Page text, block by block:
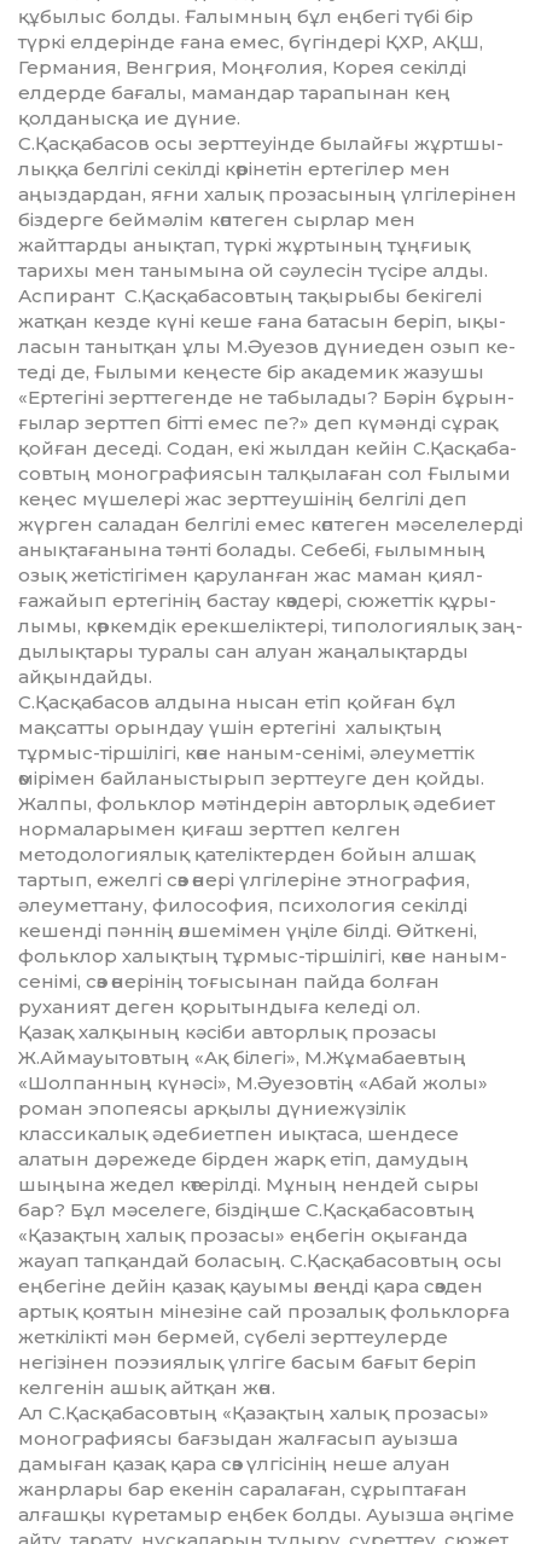
құбылыс болды. Ғалымның бұл еңбегі түбі бір
түркі елдерінде ғана емес, бүгіндері ҚХР, АҚШ,
Германия, Венгрия, Моңғолия, Корея секілді
елдерде бағалы, мамандар тарапынан кең
қолданыс­қа ие дүние.
С.Қасқабасов осы зерттеуінде былайғы жұрт­шы­
лық­қа белгілі секілді көрінетін ертегілер мен
аңыздардан, яғни халық прозасының үлгілерінен
біздерге беймәлім көптеген сырлар мен
жайттарды анықтап, түркі жұртының тұңғиық
тарихы мен танымына ой сәулесін түсіре алды.
Аспирант С.Қасқабасовтың тақырыбы бекігелі
жатқан кезде күні кеше ғана батасын беріп, ықы­
ла­сын танытқан ұлы М.Әуезов дүниеден озып ке­
теді де, Ғылыми кеңесте бір академик жазушы
«Ертегіні зерттегенде не табылады? Бәрін бұрын­
ғылар зерттеп бітті емес пе?» деп күмәнді сұрақ
қойған деседі. Содан, екі жылдан кейін С.Қасқаба­
сов­тың монографиясын талқылаған сол Ғылыми
кеңес мүшелері жас зерттеушінің белгілі деп
жүрген саладан белгілі емес көптеген мәселелерді
анықтағанына тәнті болады. Себебі, ғылымның
озық жетістігімен қаруланған жас маман қиял-
ғажайып ертегінің бастау көздері, сюжеттік құры­
лы­мы, көркемдік ерекшеліктері, типологиялық заң­
дылықтары туралы сан алуан жаңалықтарды
айқындайды.
С.Қасқабасов алдына нысан етіп қойған бұл
мақсатты орындау үшін ертегіні халықтың
тұрмыс-тіршілігі, көне наным-сенімі, әлеуметтік
өмірімен байланыстырып зерттеуге ден қойды.
Жалпы, фольклор мәтіндерін авторлық әдебиет
нормаларымен қиғаш зерттеп келген
методологиялық қателіктерден бойын алшақ
тартып, ежелгі сөз өне­рі үлгілеріне этнография,
әлеуметтану, философия, психология секілді
кешенді пәннің өлшемі­мен үңіле білді. Өйткені,
фольклор халықтың тұрмыс-тіршілігі, көне наным-
сенімі, сөз өнерінің тоғысынан пайда болған
руханият деген қорытын­дыға келеді ол.
Қазақ халқының кәсіби авторлық прозасы
Ж.Аймауытовтың «Ақ білегі», М.Жұмабаевтың
«Шолпанның күнәсі», М.Әуезовтің «Абай жолы»
роман эпопеясы арқылы дүниежүзілік
классикалық әдебиетпен иықтаса, шендесе
алатын дәрежеде бірден жарқ етіп, дамудың
шыңына жедел көте­рілді. Мұның нендей сыры
бар? Бұл мәселеге, біз­дің­ше С.Қасқабасовтың
«Қазақтың халық прозасы» еңбегін оқығанда
жауап тапқандай боласың. С.Қасқабасовтың осы
еңбегіне дейін қазақ қауымы өлеңді қара сөзден
артық қоятын мінезіне сай прозалық фольклорға
жеткілікті мән бермей, сүбелі зерттеулерде
негізінен поэзиялық үлгіге басым бағыт беріп
келгенін ашық айтқан жөн.
Ал С.Қасқабасовтың «Қазақтың халық прозасы»
монографиясы бағзыдан жалғасып ауызша
дамыған қазақ қара сөз үлгісінің неше алуан
жанрлары бар екенін саралаған, сұрыптаған
алғашқы күретамыр еңбек болды. Ауызша әңгіме